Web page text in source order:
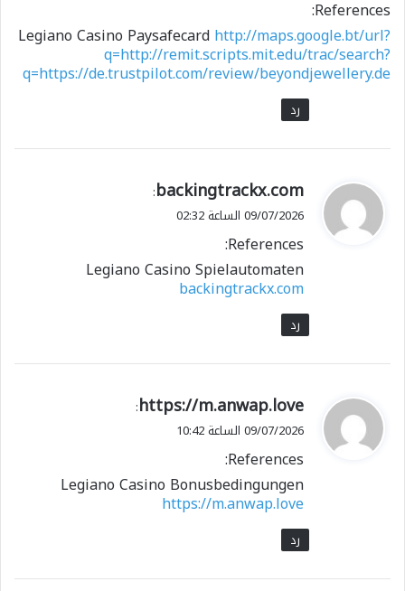
References:
Legiano Casino Paysafecardhttp://maps.google.bt/url?
q=http://remit.scripts.mit.edu/trac/search?
q=https://de.trustpilot.com/review/beyondjewellery.de
رد
ي
ق
ل
backingtrackx.com
:
09/07/2026 الساعة 02:32
References:
Legiano Casino Spielautomaten
backingtrackx.com
رد
ي
ق
ل
https://m.anwap.love
:
09/07/2026 الساعة 10:42
References:
Legiano Casino Bonusbedingungen
https://m.anwap.love
رد